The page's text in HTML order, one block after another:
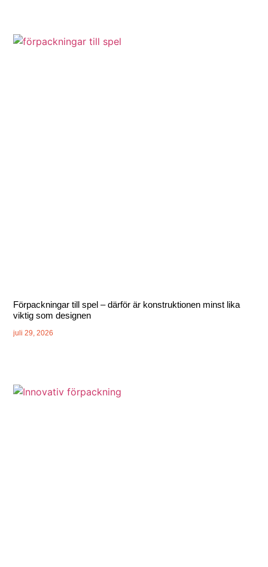
Förpackningar till spel – därför är konstruktionen minst lika
viktig som designen
juli 29, 2026